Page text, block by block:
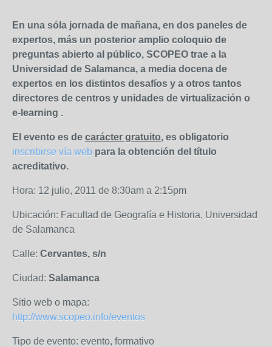
En una sóla jornada de mañana, en dos paneles de
expertos, más un posterior amplio coloquio de
preguntas abierto al público, SCOPEO trae a la
Universidad de Salamanca, a media docena de
expertos en los distintos desafíos y a otros tantos
directores de centros y unidades de virtualización o
e-learning .
El evento es de carácter gratuito, es obligatorio
inscribirse vía web para la obtención del título
acreditativo.
Hora: 12 julio, 2011 de 8:30am a 2:15pm
Ubicación: Facultad de Geografía e Historia, Universidad
de Salamanca
Calle: Cervantes, s/n
Ciudad: Salamanca
Sitio web o mapa:
http://www.scopeo.info/eventos
Tipo de evento: evento, formativo